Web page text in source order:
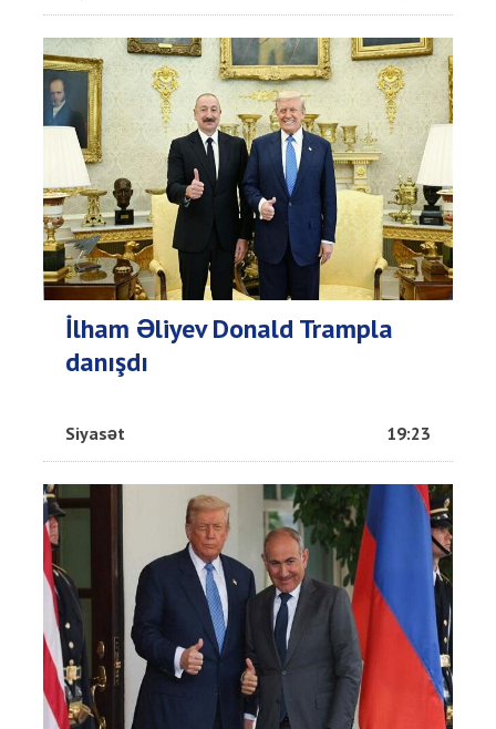
İlham Əliyev Donald Trampla
danışdı
Siyasət 19:23